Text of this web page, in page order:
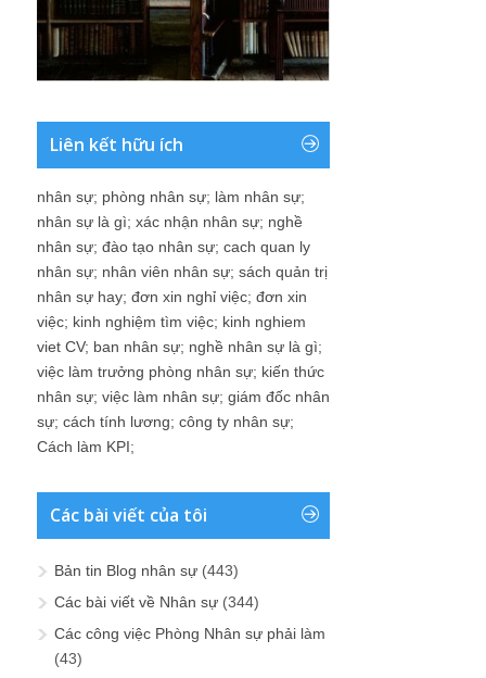
Liên kết hữu ích
nhân sự; phòng nhân sự; làm nhân sự;
nhân sự là gì; xác nhận nhân sự; nghề
nhân sự; đào tạo nhân sự; cach quan ly
nhân sự; nhân viên nhân sự; sách quản trị
nhân sự hay; đơn xin nghỉ việc; đơn xin
việc; kinh nghiệm tìm việc; kinh nghiem
viet CV; ban nhân sự; nghề nhân sự là gì;
việc làm trưởng phòng nhân sự; kiến thức
nhân sự; việc làm nhân sự; giám đốc nhân
sự; cách tính lương; công ty nhân sự;
Cách làm KPI;
Các bài viết của tôi
Bản tin Blog nhân sự (443)
Các bài viết về Nhân sự (344)
Các công việc Phòng Nhân sự phải làm
(43)